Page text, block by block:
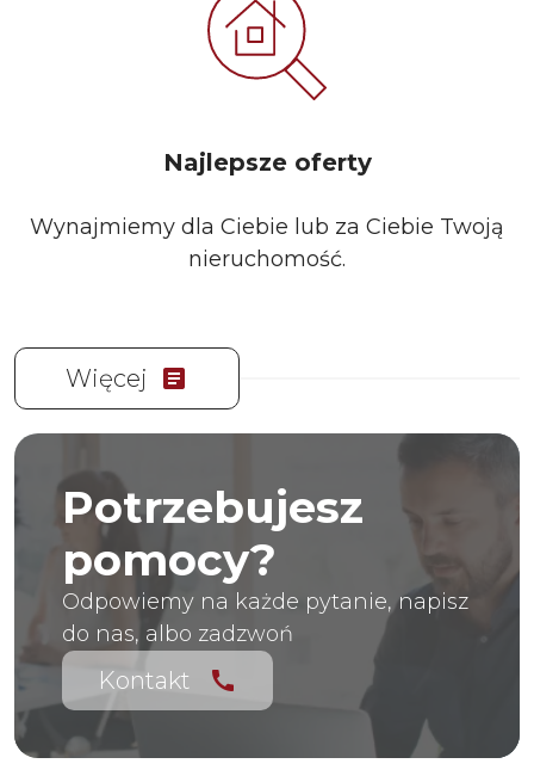
Najlepsze oferty
Wynajmiemy dla Ciebie lub za Ciebie Twoją
nieruchomość.
Więcej article
Potrzebujesz
pomocy?
Odpowiemy na każde pytanie, napisz
do nas, albo zadzwoń
Kontakt call